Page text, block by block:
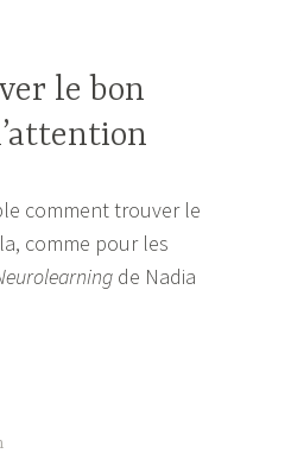
le bon
comment trouver le
comme pour les
de Nadia